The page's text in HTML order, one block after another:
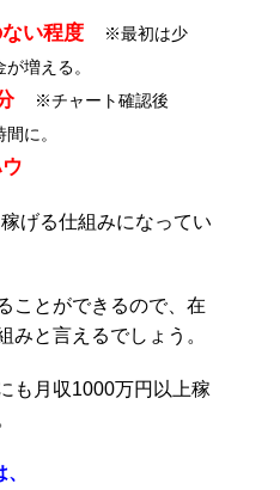
い程度
※最初は少
増える。
※チャート確認後
に。
げる仕組みになってい
ことができるので、在
みと言えるでしょう。
も月収1000万円以上稼